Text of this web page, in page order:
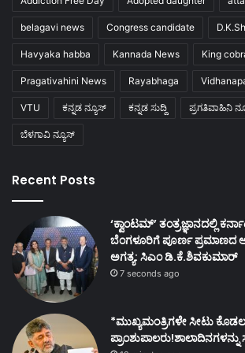
belagavi news Congress candidate
Havyaka habba Kannada News King
Pragativahini News Rayabhaga
VTU ಕನ್ನಡ ನ್ಯೂಸ್ ಕನ್ನಡ ಸುದ್ದಿ ಪ್ರಗತಿವಾಹಿನಿ
ಬೆಳಗಾವಿ ನ್ಯೂಸ್
Recent Posts
‘ಕ್ವಾಂಟಮ್’ ತಂತ್ರಜ್ಞಾನದಲ್ಲಿ
ಬೆಂಗಳೂರಿಗೆ ಪೂರ್ಣ ಪ್ರಮಾಣದ
ಅಗತ್ಯ: ಸಿಎಂ ಡಿ.ಕೆ.ಶಿವಕುಮಾರ್
7 seconds ago
*ಮುಖ್ಯಮಂತ್ರಿಗಳೇ ಸೀಟು